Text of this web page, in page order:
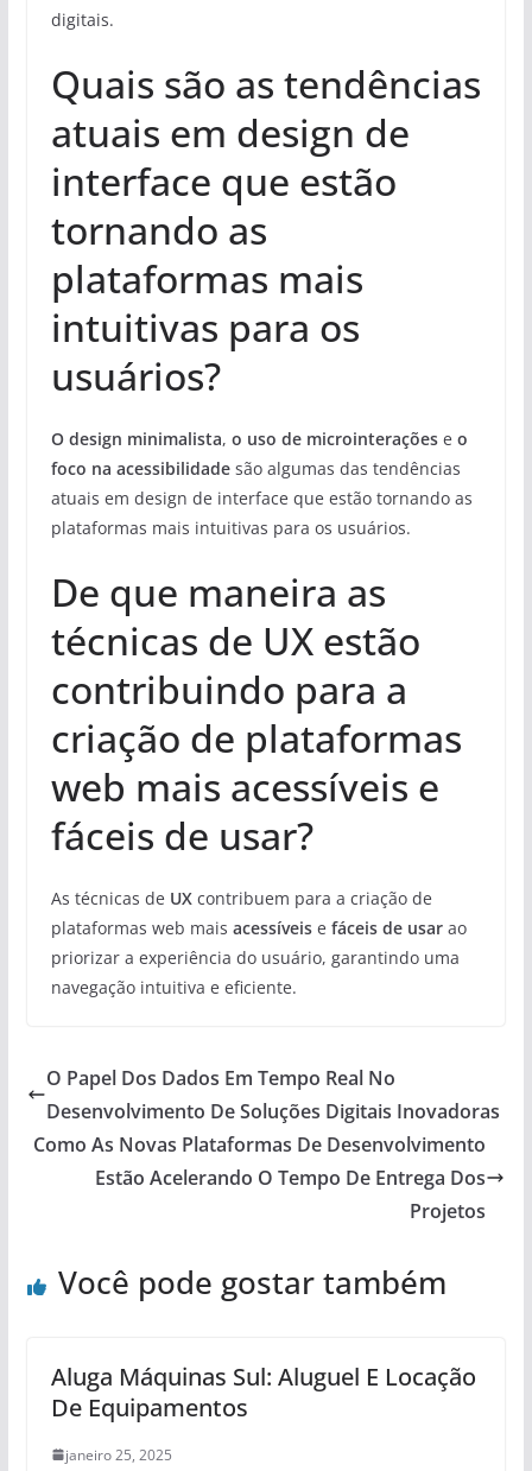
digitais.
Quais são as tendências
atuais em design de
interface que estão
tornando as
plataformas mais
intuitivas para os
usuários?
O design minimalista, o uso de microinteraçõese o
foco na acessibilidadesão algumas das tendências
atuais em design de interface que estão tornando as
plataformas mais intuitivas para os usuários.
De que maneira as
técnicas de UX estão
contribuindo para a
criação de plataformas
web mais acessíveis e
fáceis de usar?
As técnicas de UXcontribuem para a criação de
plataformas web mais acessíveise fáceis de usarao
priorizar a experiência do usuário, garantindo uma
navegação intuitiva e eficiente.
O Papel Dos Dados Em Tempo Real No
Desenvolvimento De Soluções Digitais Inovadoras
Como As Novas Plataformas De Desenvolvimento
Estão Acelerando O Tempo De Entrega Dos
Projetos
Você pode gostar também
Aluga Máquinas Sul: Aluguel E Locação
De Equipamentos
janeiro 25, 2025